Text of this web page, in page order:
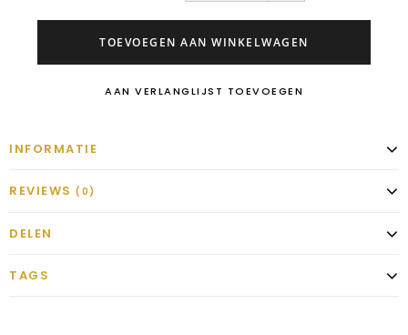
TOEVOEGEN AAN WINKELWAGEN
AAN VERLANGLIJST TOEVOEGEN
INFORMATIE
REVIEWS (0)
DELEN
TAGS